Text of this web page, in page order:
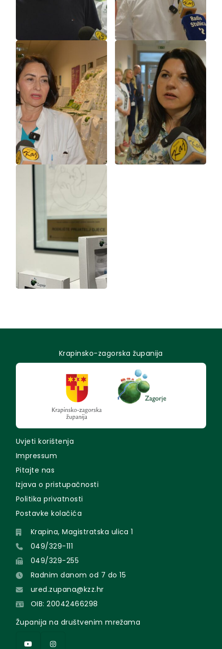
Krapinsko-zagorska županija
Uvjeti korištenja
Impressum
Pitajte nas
Izjava o pristupačnosti
Politika privatnosti
Postavke kolačića
Krapina, Magistratska ulica 1
049/329-111
049/329-255
Radnim danom od 7 do 15
ured.zupana@kzz.hr
OIB: 20042466298
Županija na društvenim mrežama